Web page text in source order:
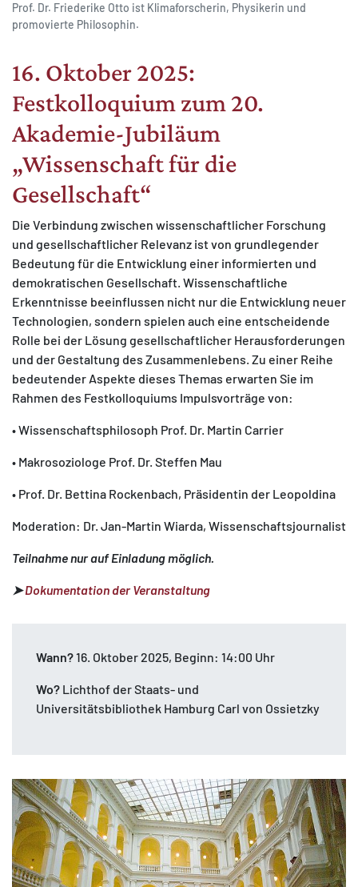
Prof. Dr. Friederike Otto ist Klimaforscherin, Physikerin und
promovierte Philosophin.
16. Oktober 2025:
Festkolloquium zum 20.
Akademie-Jubiläum
„Wissenschaft für die
Gesellschaft“
Die Verbindung zwischen wissenschaftlicher Forschung
und gesellschaftlicher Relevanz ist von grundlegender
Bedeutung für die Entwicklung einer informierten und
demokratischen Gesellschaft. Wissenschaftliche
Erkenntnisse beeinflussen nicht nur die Entwicklung neuer
Technologien, sondern spielen auch eine entscheidende
Rolle bei der Lösung gesellschaftlicher Herausforderungen
und der Gestaltung des Zusammenlebens. Zu einer Reihe
bedeutender Aspekte dieses Themas erwarten Sie im
Rahmen des Festkolloquiums Impulsvorträge von:
• Wissenschaftsphilosoph Prof. Dr. Martin Carrier
• Makrosoziologe Prof. Dr. Steffen Mau
• Prof. Dr. Bettina Rockenbach, Präsidentin der Leopoldina
Moderation: Dr. Jan-Martin Wiarda, Wissenschaftsjournalist
Teilnahme nur auf Einladung möglich.
➤Dokumentation der Veranstaltung
Wann?16. Oktober 2025, Beginn: 14:00 Uhr
Wo? Lichthof der Staats- und
Universitätsbibliothek Hamburg Carl von Ossietzky